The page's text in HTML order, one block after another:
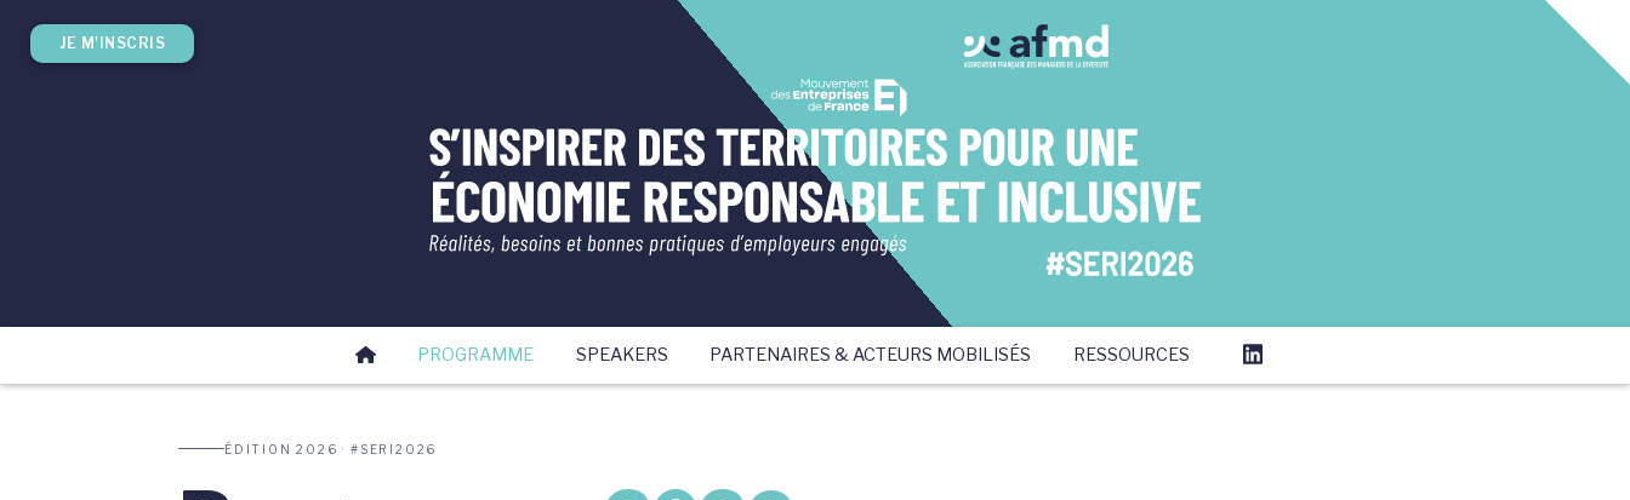
JE M'INSCRIS
PROGRAMME SPEAKERS PARTENAIRES & ACTEURS MOBILISÉS RESSOURCES
ÉDITION 2026 · #SERI2026